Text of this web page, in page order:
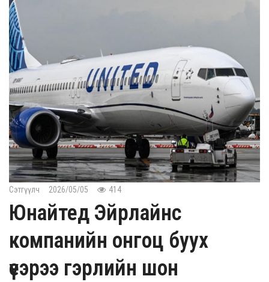
Сэтгүүлч 2026/05/05 414
Юнайтед Эйрлайнс
компанийн онгоц буух
үеэрээ гэрлийн шон